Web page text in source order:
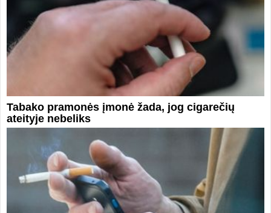
Tabako pramonės įmonė žada, jog cigarečių
ateityje nebeliks